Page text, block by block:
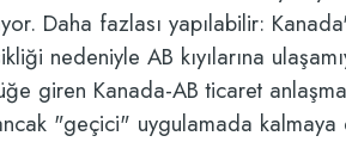
Daha fazlası yapılabilir:
nedeniyle AB kıyılarına
giren Kanada-AB ticaret
"geçici" uygulamada